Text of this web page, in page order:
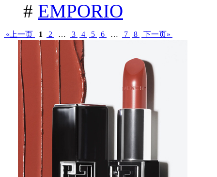
# EMPORIO
«上一页 1 2 … 3 4 5 6 … 7 8 下一页»